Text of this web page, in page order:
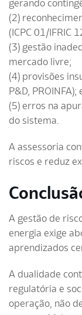
gerando
(2)
(ICPC 01/IFRIC
(3) gestão
mercado livre;
(4) provisões
P&D, PROINFA);
(5) erros na
do sistema.
A assessoria
riscos e reduz
A gestão de
energia exige
aprendizados
A dualidade
regulatória e
operação, não